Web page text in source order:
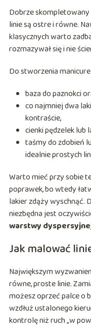
Dobrze skompletowany
linie są ostre i równe.
klasycznych warto
rozmazywał się i nie
Do stworzenia
baza do paznokci
co najmniej dwa
kontraście,
cienki pędzelek lub
taśmy do zdobień
idealnie prostych
Warto mieć przy sobie
poprawek, bo wtedy
lakier zdąży wyschnąć.
niezbędna jest
warstwy
Jak malować
Największym
równe, proste linie.
możesz oprzeć palce o
wzdłuż ustalonego
kontrolę niż ruch „w